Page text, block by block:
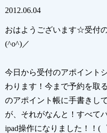
2012.06.04
おはようございます☆受付
(^o^)／
今日から受付のアポイント
わります！今まで予約を取
のアポイント帳に手書きし
が、それがなんと！すべて
ipad操作になりました！！(